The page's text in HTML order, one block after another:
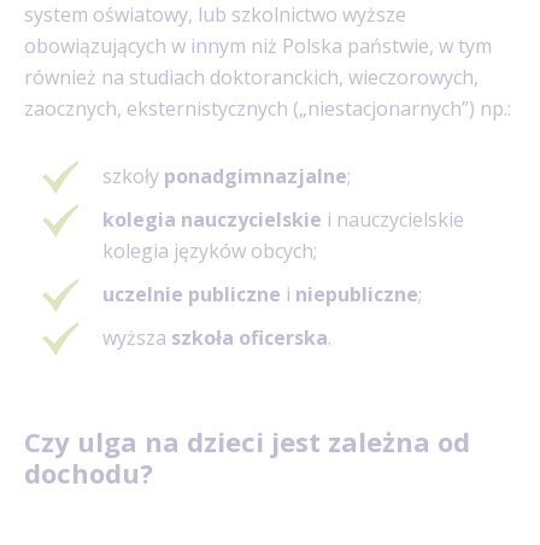
system oświatowy, lub szkolnictwo wyższe
obowiązujących w innym niż Polska państwie, w tym
również na studiach doktoranckich, wieczorowych,
zaocznych, eksternistycznych („niestacjonarnych”) np.:
szkoły ponadgimnazjalne;
kolegia nauczycielskie i nauczycielskie
kolegia języków obcych;
uczelnie publiczne i niepubliczne;
wyższa szkoła oficerska.
Czy ulga na dzieci jest zależna od
dochodu?